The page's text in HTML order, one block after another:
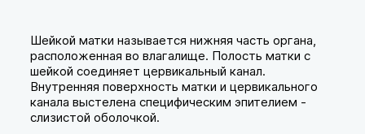
Шейкой матки называется нижняя часть органа,
расположенная во влагалище. Полость матки с
шейкой соединяет цервикальный канал.
Внутренняя поверхность матки и цервикального
канала выстелена специфическим эпителием -
слизистой оболочкой.